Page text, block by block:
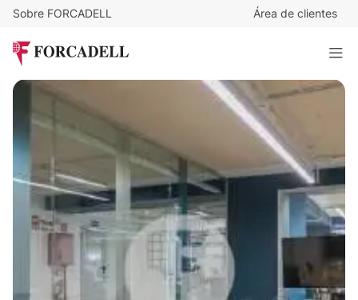
Sobre FORCADELL Área de clientes
INNOVATION CAMPUS INNEO
4.796 m²